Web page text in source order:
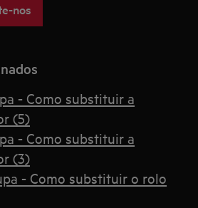
nos
- Como substituir a
(5)
- Como substituir a
(3)
- Como substituir o rolo